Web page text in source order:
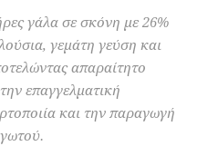
γάλα σε σκόνη με 26%
γεμάτη γεύση και
απαραίτητο
επαγγελματική
και την παραγωγή